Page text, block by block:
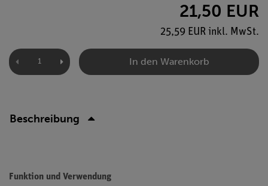
21,50 EUR
25,59 EUR inkl. MwSt.
In den Warenkorb
Beschreibung
Funktion und Verwendung